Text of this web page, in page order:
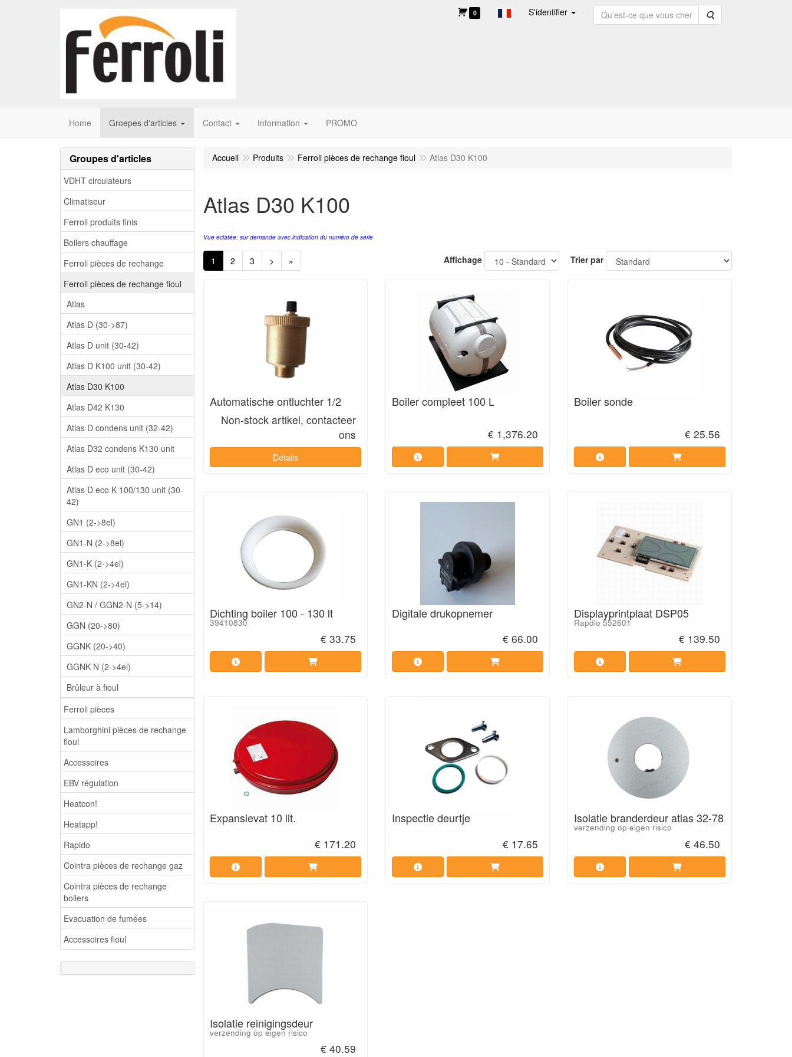
0 S'identifier Rechercher
Home Groepes d'articles Contact Information PROMO
Groupes d'articles
VDHT circulateurs
Climatiseur
Ferroli produits finis
Boilers chauffage
Ferroli pièces de rechange
Ferroli pièces de rechange fioul
Atlas
Atlas D (30->87)
Atlas D unit (30-42)
Atlas D K100 unit (30-42)
Atlas D30 K100
Atlas D42 K130
Atlas D condens unit (32-42)
Atlas D32 condens K130 unit
Atlas D eco unit (30-42)
Atlas D eco K 100/130 unit (30-
42)
GN1 (2->8el)
GN1-N (2->8el)
GN1-K (2->4el)
GN1-KN (2->4el)
GN2-N / GGN2-N (5->14)
GGN (20->80)
GGNK (20->40)
GGNK N (2->4el)
Brûleur à fioul
Ferroli pièces
Lamborghini pièces de rechange
fioul
Accessoires
EBV régulation
Heatcon!
Heatapp!
Rapido
Cointra pièces de rechange gaz
Cointra pièces de rechange
boilers
Evacuation de fumées
Accessoires fioul
Accueil Produits Ferroli pièces de rechange fioul Atlas D30 K100
Atlas D30 K100
Vue éclatée: sur demande avec indication du numéro de série
1 2 3 > » Affichage Trier par
Automatische ontluchter 1/2
Non-stock artikel, contacteer
ons
Détails
Boiler compleet 100 L
€ 1,376.20
Boiler sonde
€ 25.56
Dichting boiler 100 - 130 lt
39410830
€ 33.75
Digitale drukopnemer
€ 66.00
Displayprintplaat DSP05
Rapdio 552601
€ 139.50
Expansievat 10 lit.
€ 171.20
Inspectie deurtje
€ 17.65
Isolatie branderdeur atlas 32-78
verzending op eigen risico
€ 46.50
Isolatie reinigingsdeur
verzending op eigen risico
€ 40.59